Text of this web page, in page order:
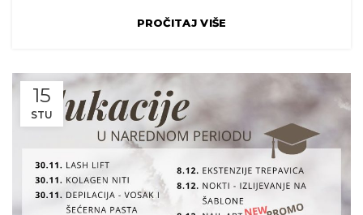
PROČITAJ VIŠE
15
STU